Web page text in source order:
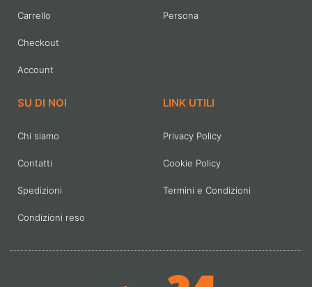
Carrello
Checkout
Account
Persona
SU DI NOI
Chi siamo
Contatti
Spedizioni
Condizioni reso
LINK UTILI
Privacy Policy
Cookie Policy
Termini e Condizioni